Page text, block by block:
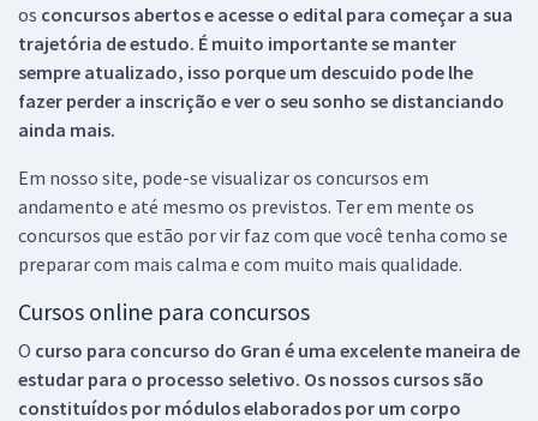
os concursos abertos e acesse o edital para começar a sua
trajetória de estudo. É muito importante se manter
sempre atualizado, isso porque um descuido pode lhe
fazer perder a inscrição e ver o seu sonho se distanciando
ainda mais.
Em nosso site, pode-se visualizar os concursos em
andamento e até mesmo os previstos. Ter em mente os
concursos que estão por vir faz com que você tenha como se
preparar com mais calma e com muito mais qualidade.
Cursos online para concursos
O curso para concurso do Gran é uma excelente maneira de
estudar para o processo seletivo. Os nossos cursos são
constituídos por módulos elaborados por um corpo